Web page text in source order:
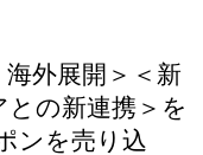
外展開＞＜新
の新連携＞を
ンを売り込